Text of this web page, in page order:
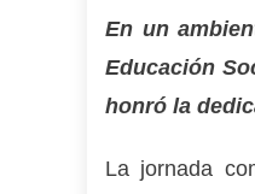
En un
Educación
honró la
La jornada